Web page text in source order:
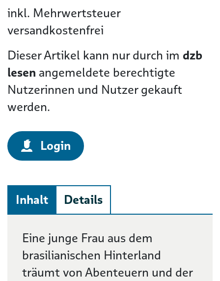
inkl. Mehrwertsteuer
versandkostenfrei
Dieser Artikel kann nur durch im dzb
lesen angemeldete berechtigte
Nutzerinnen und Nutzer gekauft
werden.
Login
Inhalt Details
Beschreibung
Eine junge Frau aus dem
brasilianischen Hinterland
träumt von Abenteuern und der